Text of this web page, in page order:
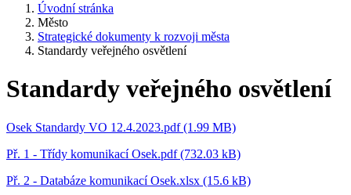
Úvodní stránka
Město
Strategické dokumenty k rozvoji města
Standardy veřejného osvětlení
Standardy veřejného osvětlení
Osek Standardy VO 12.4.2023.pdf (1.99 MB)
Př. 1 - Třídy komunikací Osek.pdf (732.03 kB)
Př. 2 - Databáze komunikací Osek.xlsx (15.6 kB)